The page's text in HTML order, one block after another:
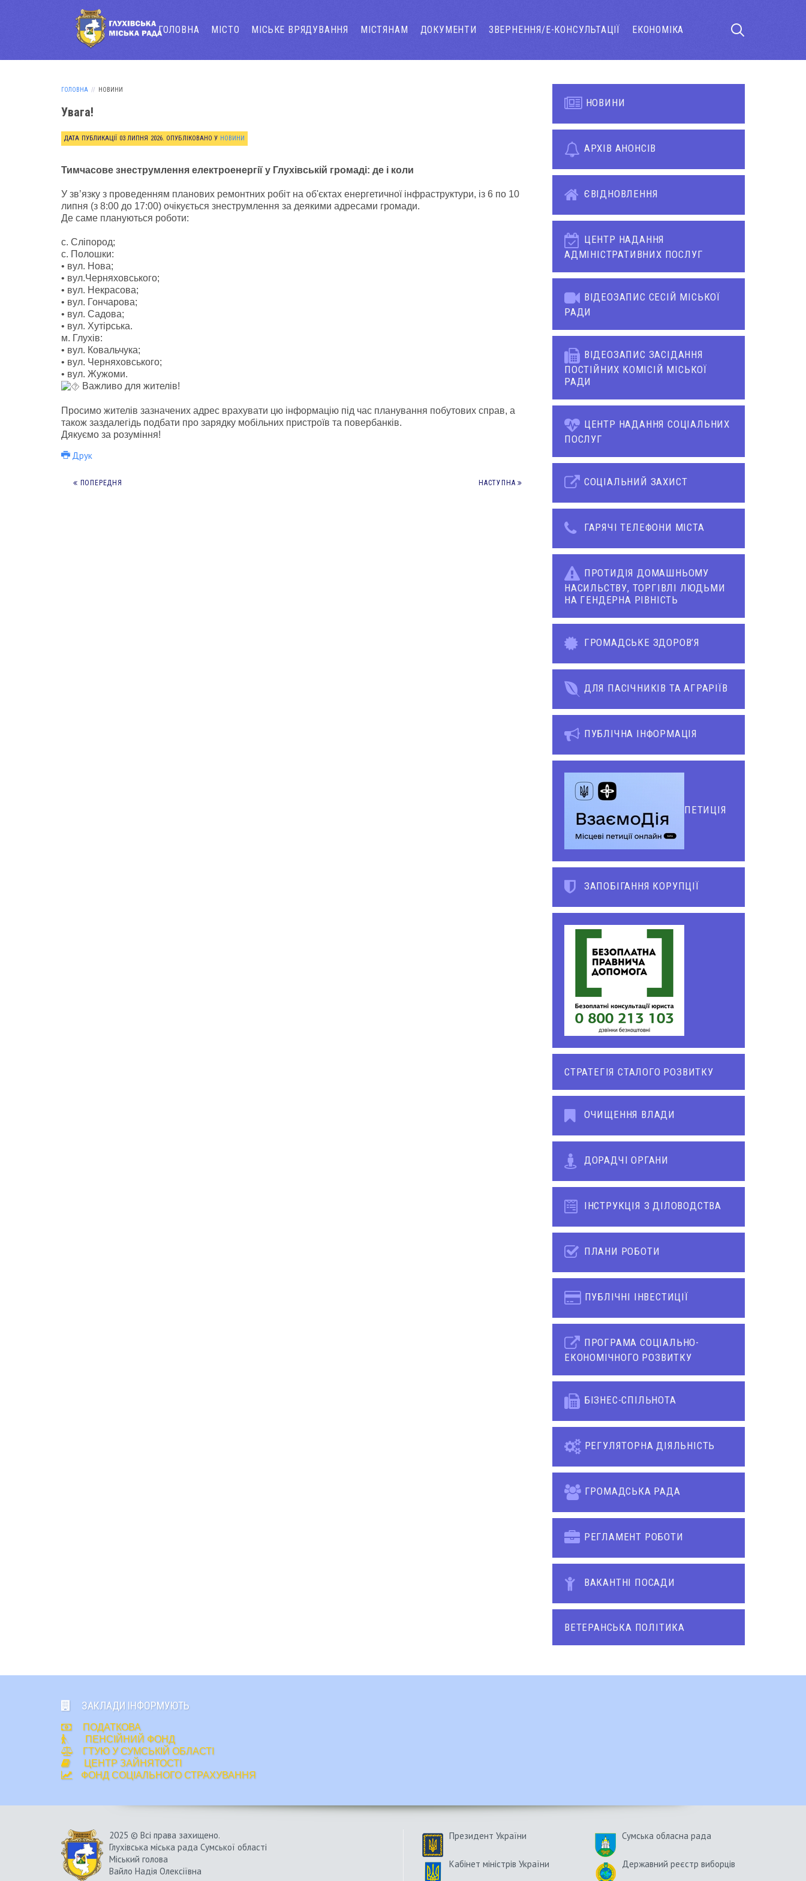
ГОЛОВНА МІСТО МІСЬКЕ ВРЯДУВАННЯ МІСТЯНАМ ДОКУМЕНТИ ЗВЕРНЕННЯ/Е-КОНСУЛЬТАЦІЇ ЕКОНОМІКА
ГОЛОВНА НОВИНИ
Увага!
ДАТА ПУБЛИКАЦІЇ 03 ЛИПНЯ 2026. ОПУБЛІКОВАНО У НОВИНИ
Тимчасове знеструмлення електроенергії у Глухівській громаді: де і коли
У зв’язку з проведенням планових ремонтних робіт на об'єктах енергетичної інфраструктури, із 6 по 10
липня (з 8:00 до 17:00) очікується знеструмлення за деякими адресами громади.
Де саме плануються роботи:
с. Сліпород;
с. Полошки:
• вул. Нова;
• вул.Черняховського;
• вул. Некрасова;
• вул. Гончарова;
• вул. Садова;
• вул. Хутірська.
м. Глухів:
• вул. Ковальчука;
• вул. Черняховського;
• вул. Жужоми.
Важливо для жителів!
Просимо жителів зазначених адрес врахувати цю інформацію під час планування побутових справ, а
також заздалегідь подбати про зарядку мобільних пристроїв та повербанків.
Дякуємо за розуміння!
Друк
ПОПЕРЕДНЯ НАСТУПНА
НОВИНИ
АРХІВ АНОНСІВ
ЄВІДНОВЛЕННЯ
ЦЕНТР НАДАННЯ
АДМІНІСТРАТИВНИХ ПОСЛУГ
ВІДЕОЗАПИС СЕСІЙ МІСЬКОЇ
РАДИ
ВІДЕОЗАПИС ЗАСІДАННЯ
ПОСТІЙНИХ КОМІСІЙ МІСЬКОЇ
РАДИ
ЦЕНТР НАДАННЯ СОЦІАЛЬНИХ
ПОСЛУГ
СОЦІАЛЬНИЙ ЗАХИСТ
ГАРЯЧІ ТЕЛЕФОНИ МІСТА
ПРОТИДІЯ ДОМАШНЬОМУ
НАСИЛЬСТВУ, ТОРГІВЛІ ЛЮДЬМИ
НА ГЕНДЕРНА РІВНІСТЬ
ГРОМАДСЬКЕ ЗДОРОВ’Я
ДЛЯ ПАСІЧНИКІВ ТА АГРАРІЇВ
ПУБЛІЧНА ІНФОРМАЦІЯ
ПЕТИЦІЯ
ЗАПОБІГАННЯ КОРУПЦІЇ
СТРАТЕГІЯ СТАЛОГО РОЗВИТКУ
ОЧИЩЕННЯ ВЛАДИ
ДОРАДЧІ ОРГАНИ
ІНСТРУКЦІЯ З ДІЛОВОДСТВА
ПЛАНИ РОБОТИ
ПУБЛІЧНІ ІНВЕСТИЦІЇ
ПРОГРАМА СОЦІАЛЬНО-
ЕКОНОМІЧНОГО РОЗВИТКУ
БІЗНЕС-СПІЛЬНОТА
РЕГУЛЯТОРНА ДІЯЛЬНІСТЬ
ГРОМАДСЬКА РАДА
РЕГЛАМЕНТ РОБОТИ
ВАКАНТНІ ПОСАДИ
ВЕТЕРАНСЬКА ПОЛІТИКА
ЗАКЛАДИ ІНФОРМУЮТЬ
ПОДАТКОВА
ПЕНСІЙНИЙ ФОНД
ГТУЮ У СУМСЬКІЙ ОБЛАСТІ
ЦЕНТР ЗАЙНЯТОСТІ
ФОНД СОЦІАЛЬНОГО СТРАХУВАННЯ
2025 © Всі права захищено.
Глухівська міська рада Сумської області
Міський голова
Вайло Надія Олексіївна
Президент України Сумська обласна рада
Кабінет міністрів України Державний реєстр виборців